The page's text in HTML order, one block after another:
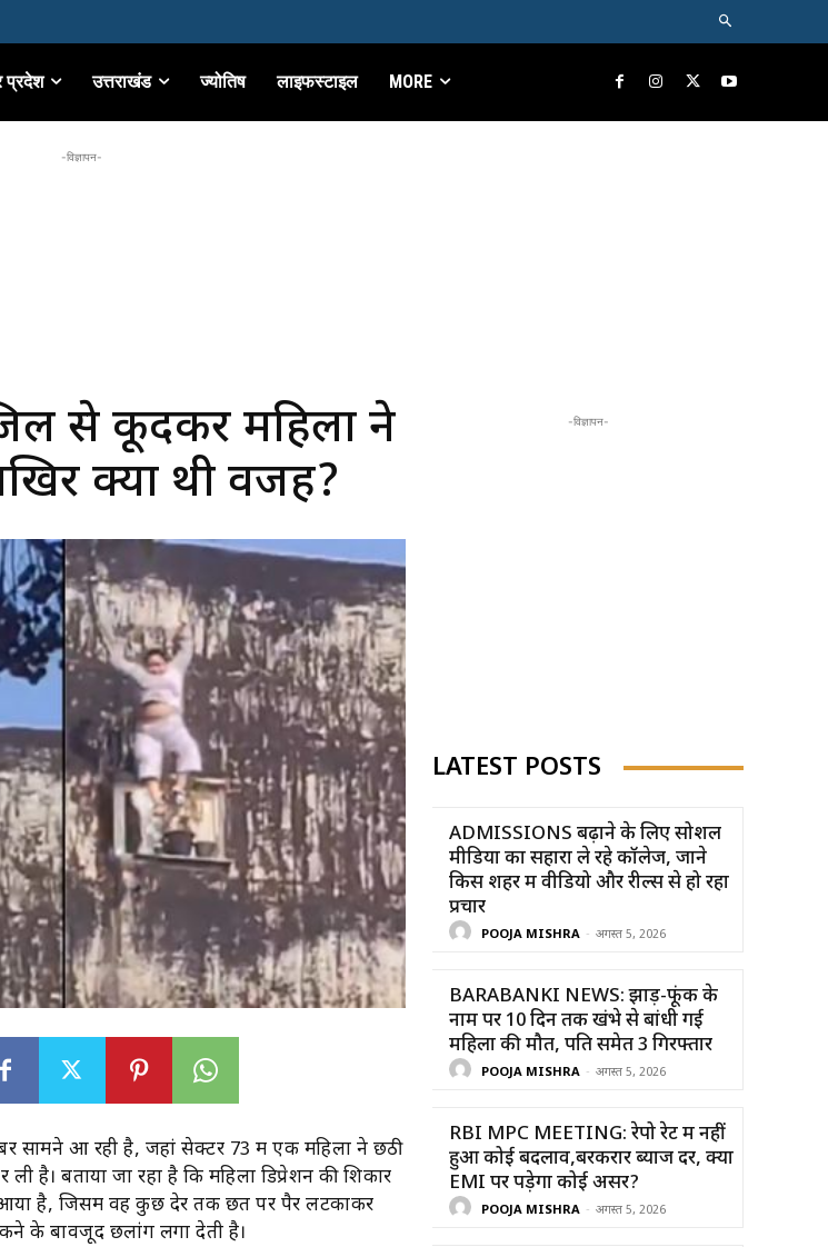
प्रदेश उत्तराखंड ज्योतिष लाइफस्टाइल MORE
-विज्ञापन-
से कूदकर महिला ने
क्या थी वजह?
सामने आ रही है, जहां सेक्टर 73 में एक महिला ने छठी
है। बताया जा रहा है कि महिला डिप्रेशन की शिकार
आया है, जिसमें वह कुछ देर तक छत पर पैर लटकाकर
के बावजूद छलांग लगा देती है।
-विज्ञापन-
LATEST POSTS
ADMISSIONS बढ़ाने के लिए सोशल
मीडिया का सहारा ले रहे कॉलेज, जाने
किस शहर में वीडियो और रील्स से हो रहा
प्रचार
POOJA MISHRA - अगस्त 5, 2026
BARABANKI NEWS: झाड़-फूंक के
नाम पर 10 दिन तक खंभे से बांधी गई
महिला की मौत, पति समेत 3 गिरफ्तार
POOJA MISHRA - अगस्त 5, 2026
RBI MPC MEETING: रेपो रेट में नहीं
हुआ कोई बदलाव,बरकरार ब्याज दर, क्या
EMI पर पड़ेगा कोई असर?
POOJA MISHRA - अगस्त 5, 2026